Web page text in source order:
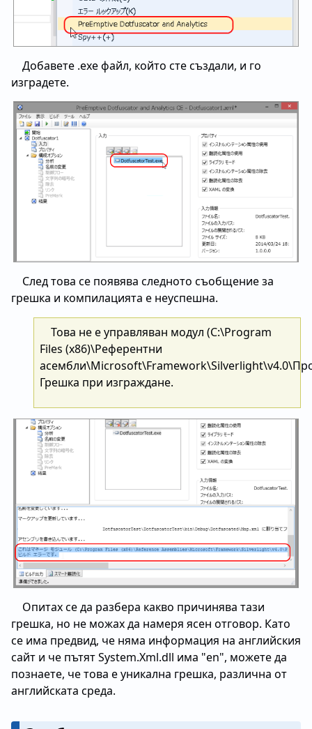
Добавете .exe файл, който сте създали, и го
изградете.
След това се появява следното съобщение за
грешка и компилацията е неуспешна.
Това не е управляван модул (C:\Program
Files (x86)\Референтни
Грешка при изграждане.
Опитах се да разбера какво причинява тази
грешка, но не можах да намеря ясен отговор. Като
се има предвид, че няма информация на английския
сайт и че пътят System.Xml.dll има "en", можете да
познаете, че това е уникална грешка, различна от
английската среда.